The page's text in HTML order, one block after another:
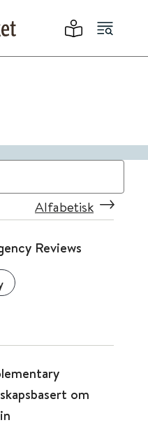
Alfabetisk
Reviews
om